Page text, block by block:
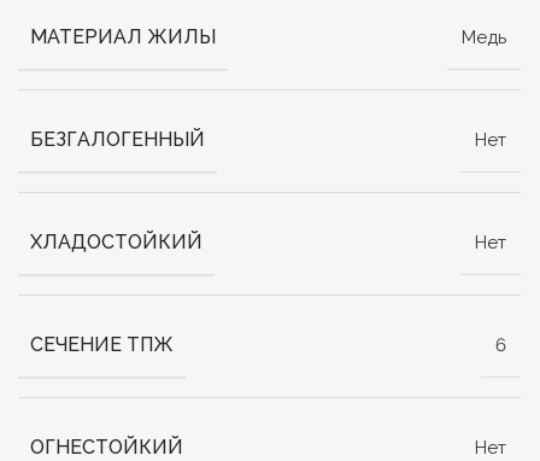
МАТЕРИАЛ ЖИЛЫ Медь
БЕЗГАЛОГЕННЫЙ Нет
ХЛАДОСТОЙКИЙ Нет
СЕЧЕНИЕ ТПЖ 6
ОГНЕСТОЙКИЙ Нет